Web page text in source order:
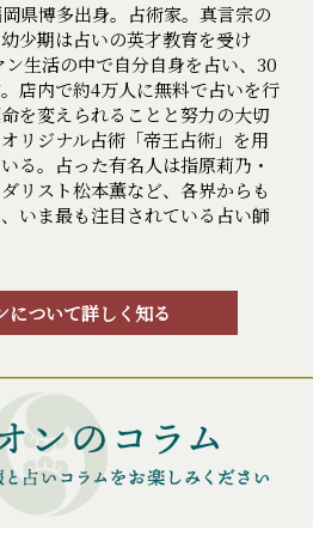
県博多出身。占術家。真言宗の
少期は占いの英才教育を受け
生活の中で自分自身を占い、30
店内で約4万人に無料で占いを行
を変えられることと努力の大切
リジナル占術「帝王占術」を用
る。占った有名人は指原莉乃・
リスト松本薫など、各界からも
いま最も注目されている占い師
について詳しく知る